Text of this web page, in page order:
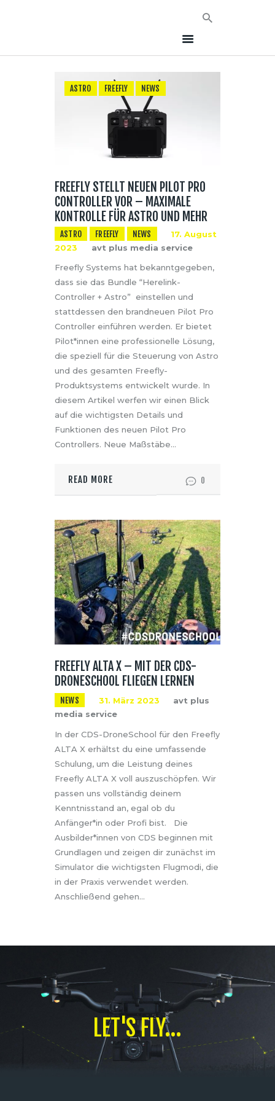
AVT EVENTS
KONTAKT
ASTRO FREEFLY NEWS
FREEFLY STELLT NEUEN PILOT PRO
CONTROLLER VOR – MAXIMALE
KONTROLLE FÜR ASTRO UND MEHR
ASTRO FREEFLY NEWS
17. August
2023
avt plus media service
Freefly Systems hat bekanntgegeben,
dass sie das Bundle “Herelink-
Controller + Astro” einstellen und
stattdessen den brandneuen Pilot Pro
Controller einführen werden. Er bietet
Pilot*innen eine professionelle Lösung,
die speziell für die Steuerung von Astro
und des gesamten Freefly-
Produktsystems entwickelt wurde. In
diesem Artikel werfen wir einen Blick
auf die wichtigsten Details und
Funktionen des neuen Pilot Pro
Controllers. Neue Maßstäbe…
READ MORE 0
FREEFLY ALTA X – MIT DER CDS-
DRONESCHOOL FLIEGEN LERNEN
NEWS 31. März 2023
avt plus
media service
In der CDS-DroneSchool für den Freefly
ALTA X erhältst du eine umfassende
Schulung, um die Leistung deines
Freefly ALTA X voll auszuschöpfen. Wir
passen uns vollständig deinem
Kenntnisstand an, egal ob du
Anfänger*in oder Profi bist. Die
Ausbilder*innen von CDS beginnen mit
Grundlagen und zeigen dir zunächst im
Simulator die wichtigsten Flugmodi, die
in der Praxis verwendet werden.
Anschließend gehen…
LET'S FLY...